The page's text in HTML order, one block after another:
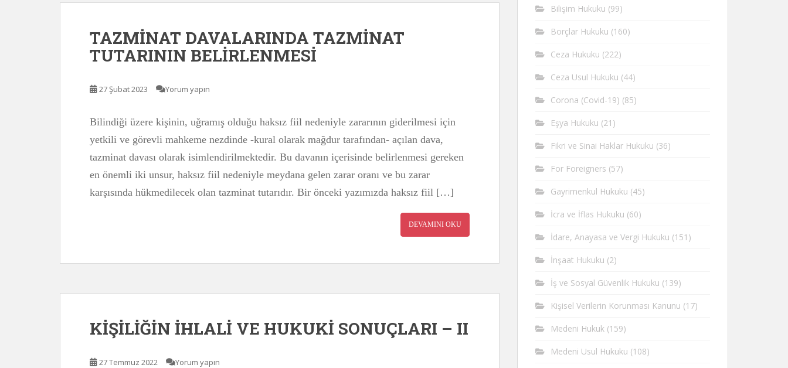
TAZMİNAT DAVALARINDA TAZMİNAT
TUTARININ BELİRLENMESİ
27 Şubat 2023 Yorum yapın
Bilindiği üzere kişinin, uğramış olduğu haksız fiil nedeniyle zararının giderilmesi için
yetkili ve görevli mahkeme nezdinde -kural olarak mağdur tarafından- açılan dava,
tazminat davası olarak isimlendirilmektedir. Bu davanın içerisinde belirlenmesi gereken
en önemli iki unsur, haksız fiil nedeniyle meydana gelen zarar oranı ve bu zarar
karşısında hükmedilecek olan tazminat tutarıdır. Bir önceki yazımızda haksız fiil […]
DEVAMINI OKU
KİŞİLİĞİN İHLALİ VE HUKUKİ SONUÇLARI – II
27 Temmuz 2022 Yorum yapın
Bilişim Hukuku (99)
Borçlar Hukuku (160)
Ceza Hukuku (222)
Ceza Usul Hukuku (44)
Corona (Covid-19) (85)
Eşya Hukuku (21)
Fikri ve Sinai Haklar Hukuku (36)
For Foreigners (57)
Gayrimenkul Hukuku (45)
İcra ve İflas Hukuku (60)
İdare, Anayasa ve Vergi Hukuku (151)
İnşaat Hukuku (2)
İş ve Sosyal Güvenlik Hukuku (139)
Kişisel Verilerin Korunması Kanunu (17)
Medeni Hukuk (159)
Medeni Usul Hukuku (108)